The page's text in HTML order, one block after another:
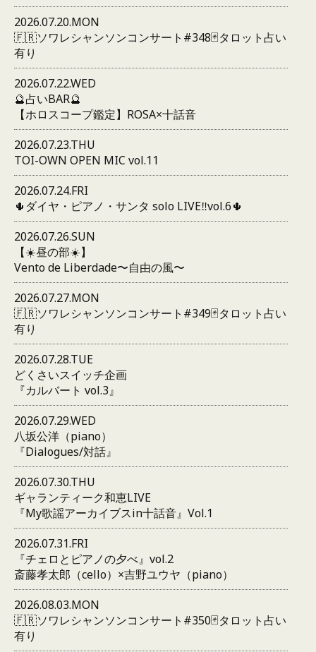
2026.07.20.MON
🇫🇷ソワレシャンソンコンサート#348🃏タロット占い
有り
2026.07.22.WED
🔮占いBAR🔮
【ホロスコープ鑑定】ROSA×十話音
2026.07.23.THU
TOI-OWN OPEN MIC vol.11
2026.07.24.FRI
🌵ダイヤ・ピアノ・サンタ solo LIVE‼️vol.6🌵
2026.07.26.SUN
【☀️昼の部☀️】
Vento de Liberdade〜自由の風〜
2026.07.27.MON
🇫🇷ソワレシャンソンコンサート#349🃏タロット占い
有り
2026.07.28.TUE
どくさいスイッチ企画
『カルバート vol.3』
2026.07.29.WED
八坂公洋（piano）
『Dialogues/対話』
2026.07.30.THU
ギャランティーク和恵LIVE
『My歌謡アーカイブスin十話音』Vol.1
2026.07.31.FRI
『チェロとピアノの夕べ』vol.2
斎藤孝太郎（cello）×吉野ユウヤ（piano）
2026.08.03.MON
🇫🇷ソワレシャンソンコンサート#350🃏タロット占い
有り